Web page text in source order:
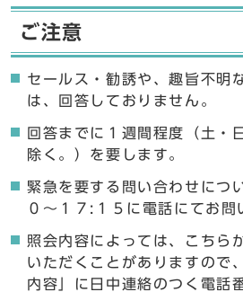
ご注意
セールス・勧誘や、趣旨不明
は、回答しておりません。
回答までに１週間程度（土・
除く。）を要します。
緊急を要する問い合わせにつ
０〜１７:１５に電話にてお問
照会内容によっては、こちら
いただくことがありますので
内容」に日中連絡のつく電話